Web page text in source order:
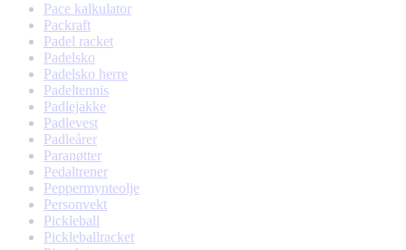
Pace kalkulator
Packraft
Padel racket
Padelsko
Padelsko herre
Padeltennis
Padlejakke
Padlevest
Padleårer
Paranøtter
Pedaltrener
Peppermynteolje
Personvekt
Pickleball
Pickleballracket